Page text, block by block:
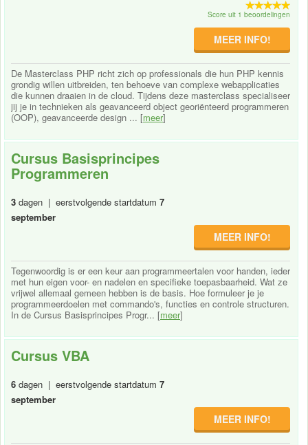
Score uit 1 beoordelingen
MEER INFO!
De Masterclass PHP richt zich op professionals die hun PHP kennis
grondig willen uitbreiden, ten behoeve van complexe webapplicaties
die kunnen draaien in de cloud. Tijdens deze masterclass specialiseer
jij je in technieken als geavanceerd object georiënteerd programmeren
(OOP), geavanceerde design ... [meer]
Cursus Basisprincipes
Programmeren
3 dagen | eerstvolgende startdatum 7
september
MEER INFO!
Tegenwoordig is er een keur aan programmeertalen voor handen, ieder
met hun eigen voor- en nadelen en specifieke toepasbaarheid. Wat ze
vrijwel allemaal gemeen hebben is de basis. Hoe formuleer je je
programmeerdoelen met commando's, functies en controle structuren.
In de Cursus Basisprincipes Progr... [meer]
Cursus VBA
6 dagen | eerstvolgende startdatum 7
september
MEER INFO!